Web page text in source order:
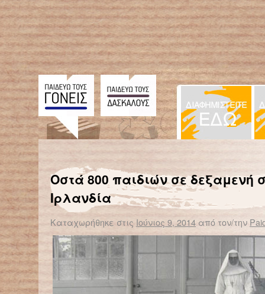
← Επιστροφή στο %s
Κι όμως τα μικρόβια ΔΕΝ βλάπτουν την υγεία των παιδιών! Το αντίθετο μάλιστα!
Οστά 800 παιδιών σε δεξαμενή
Ιρλανδία
Καταχωρήθηκε στις Ιούνιος 9, 2014 από τον/την